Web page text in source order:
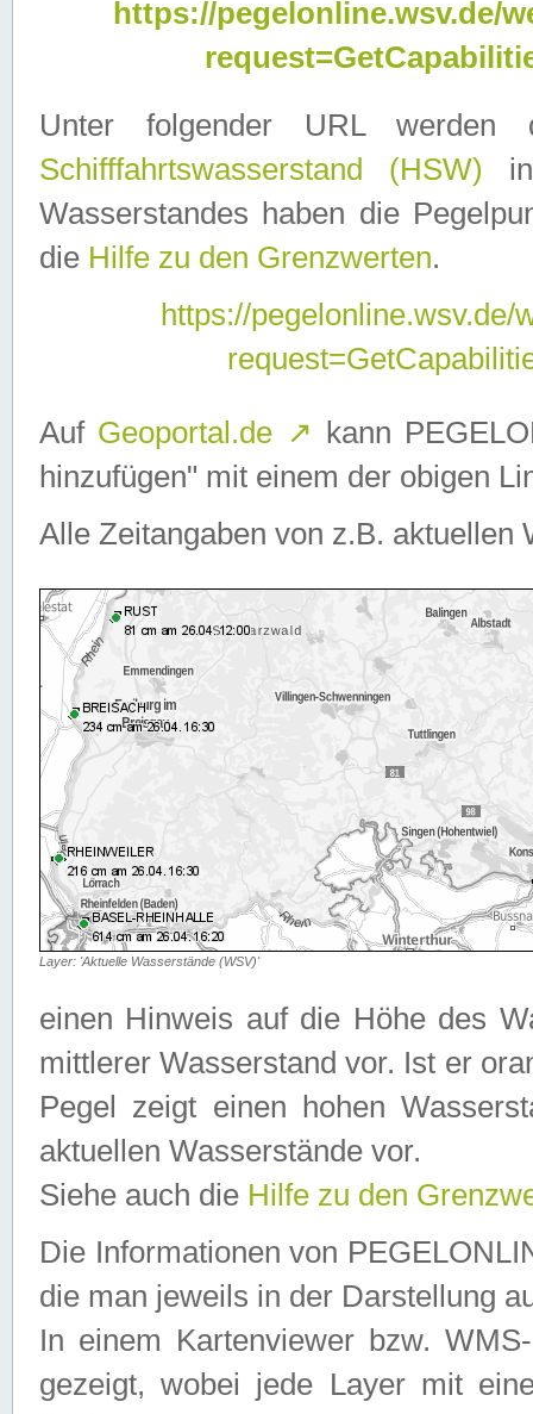
https://pegelonline.wsv.de/
Unter folgender URL
Schifffahrtswasserstand (HSW)
Wasserstandes haben die
die Hilfe zu den Grenzwerten.
https://
Auf Geoportal.de ↗ kann
hinzufügen" mit einem der obigen
Alle Zeitangaben von z.B. aktuellen
Layer: 'Aktuelle Wasserstände (WSV)'
einen Hinweis auf die Höhe des
mittlerer Wasserstand vor. Ist er
Pegel zeigt einen hohen
aktuellen Wasserstände vor.
Siehe auch die Hilfe zu den
Die Informationen von
die man jeweils in der Darstellung
In einem Kartenviewer bzw.
gezeigt, wobei jede Layer mit